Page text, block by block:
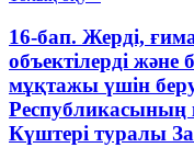
16-бап. Жердi,
объектiлердi және
мұқтажы үшiн
Күштері туралы